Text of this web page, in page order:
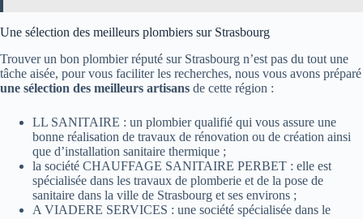
Une sélection des meilleurs plombiers sur Strasbourg
Trouver un bon plombier réputé sur Strasbourg n’est pas du tout une
tâche aisée, pour vous faciliter les recherches, nous vous avons préparé
une sélection des meilleurs artisans de cette région :
LL SANITAIRE : un plombier qualifié qui vous assure une
bonne réalisation de travaux de rénovation ou de création ainsi
que d’installation sanitaire thermique ;
la société CHAUFFAGE SANITAIRE PERBET : elle est
spécialisée dans les travaux de plomberie et de la pose de
sanitaire dans la ville de Strasbourg et ses environs ;
A VIADERE SERVICES : une société spécialisée dans le